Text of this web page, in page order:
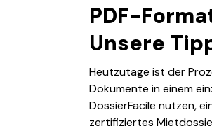
PDF-
Unsere
Heutzutage ist der
Dokumente in einem
DossierFacile nutzen,
zertifiziertes